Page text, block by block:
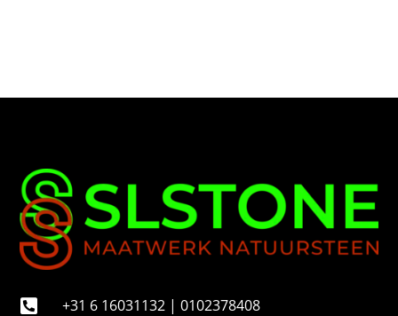
e

+31 6 16031132 | 0102378408